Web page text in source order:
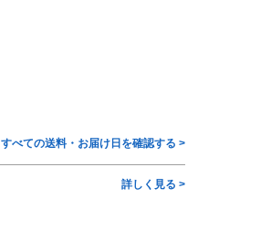
すべての送料・お届け日を確認する >
詳しく見る >